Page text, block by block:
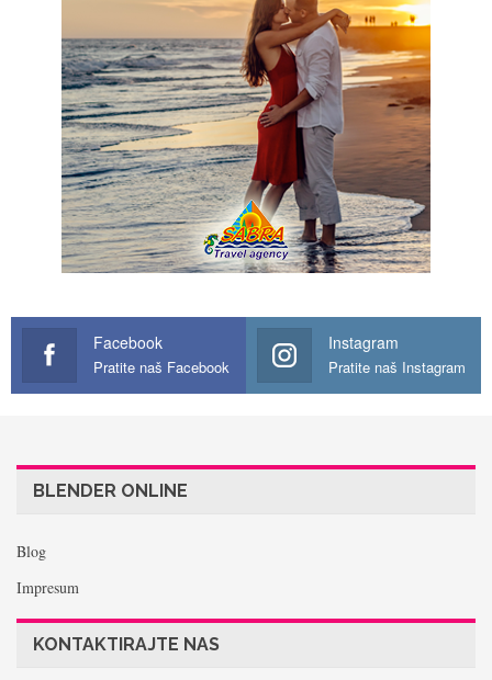
Facebook
Pratite naš Facebook
Instagram
Pratite naš Instagram
BLENDER ONLINE
Blog
Impresum
KONTAKTIRAJTE NAS